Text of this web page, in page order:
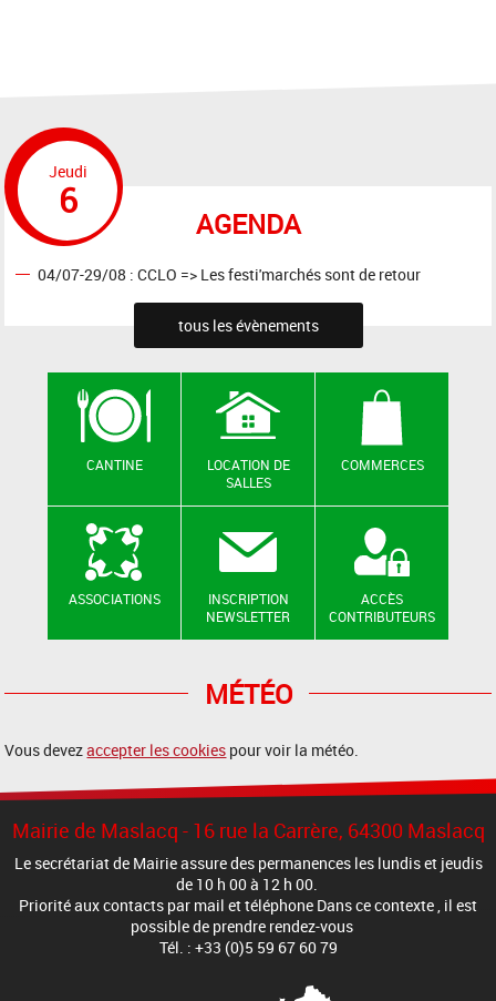
AGENDA
Jeudi
6
04/07-29/08 : CCLO => Les festi'marchés sont de retour
tous les évènements
CANTINE
LOCATION DE
SALLES
COMMERCES
ASSOCIATIONS
INSCRIPTION
NEWSLETTER
ACCÈS
CONTRIBUTEURS
MÉTÉO
Vous devezaccepter les cookies pour voir la météo.
Mairie de Maslacq - 16 rue la Carrère, 64300 Maslacq
Le secrétariat de Mairie assure des permanences les lundis et jeudis
de 10 h 00 à 12 h 00.
Priorité aux contacts par mail et téléphone Dans ce contexte , il est
possible de prendre rendez-vous
Tél. : +33 (0)5 59 67 60 79